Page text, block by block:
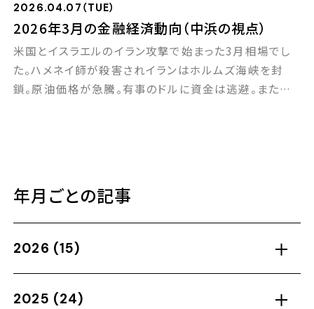
ブログ
採用情報
極的な成長投資はわずか1割くらいにとどまっていると
のことです。 当社も資産運用の事例として、お客様にも
頻繁にご紹介するトピックですが、欧米の大 […]
2026.04.07（TUE）
2026年3月の金融経済動向（中浜の視点）
米国とイスラエルのイラン攻撃で始まった3月相場でし
た。ハメネイ師が殺害されイランはホルムズ海峡を封
鎖。原油価格が急騰。有事のドルに資金は逃避。また米
[…]
年月ごとの記事
2026 (15)
2025 (24)